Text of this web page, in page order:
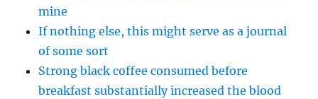
mine
If nothing else, this might serve as a journal
of some sort
Strong black coffee consumed before
breakfast substantially increased the blood